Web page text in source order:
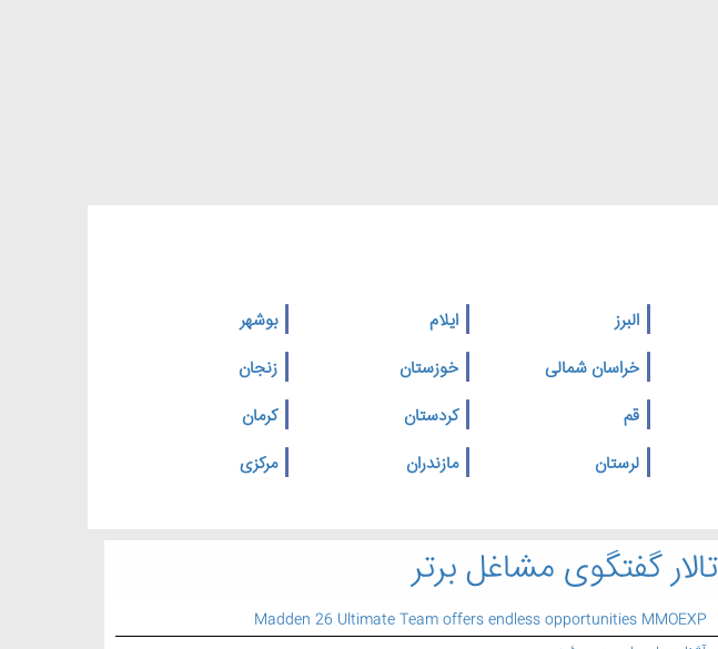
البرز ایلام
بوشهر
خراسان شمالی خوزستان
زنجان
قم کردستان
کرمان
لرستان مازندران
مرکزی
تالار گفتگوی مشاغل برتر
Madden 26 Ultimate Team offers endless opportunities MMOEXP